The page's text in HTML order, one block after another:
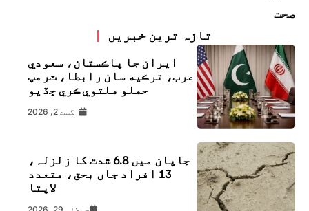
صحت
تازہ ترین خبریں
ايران جا پاڪستان، سعودي
عرب، ترڪيه سان رابطا، ٽرمپ
حملو ملتوي ڪري ڇڏيو
اگست 2, 2026
جاپان میں 6.8 شدت کا زلزلہ،
13 افراد جاں بحق، متعدد
لاپتا